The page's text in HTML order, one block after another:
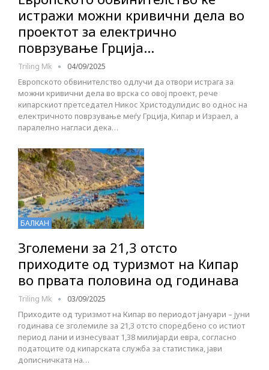
истражи можни кривични дела во
проектот за електрично
поврзување Грција…
Triling Mk 04/09/2025
Европското обвинителство одлучи да отвори истрага за
можни кривични дела во врска со овој проект, рече
кипарскиот претседател Никос Христодулидис во однос на
електричното поврзување меѓу Грција, Кипар и Израел, а
паралелно нагласи дека…
БАЛКАН
Зголемени за 21,3 отсто
приходите од туризмот на Кипар
во првата половина од годинава
Triling Mk 03/09/2025
Приходите од туризмот на Кипар во периодот јануари – јуни
годинава се зголемиле за 21,3 отсто споредбено со истиот
период лани и изнесуваат 1,38 милијарди евра, согласно
податоците од кипарската служба за статистика, јави
дописничката на…